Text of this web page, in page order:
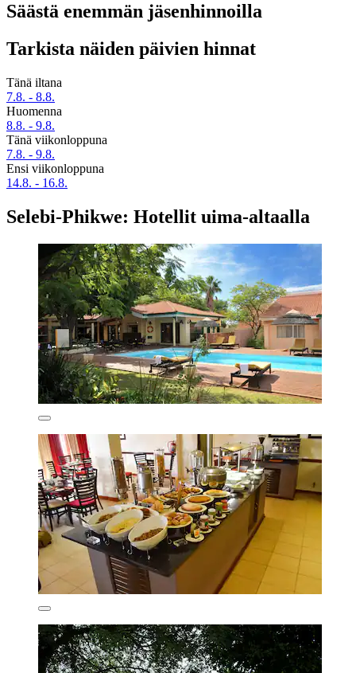
Säästä enemmän jäsenhinnoilla
Tarkista näiden päivien hinnat
Tänä iltana
7.8. - 8.8.
Huomenna
8.8. - 9.8.
Tänä viikonloppuna
7.8. - 9.8.
Ensi viikonloppuna
14.8. - 16.8.
Selebi-Phikwe: Hotellit uima-altaalla